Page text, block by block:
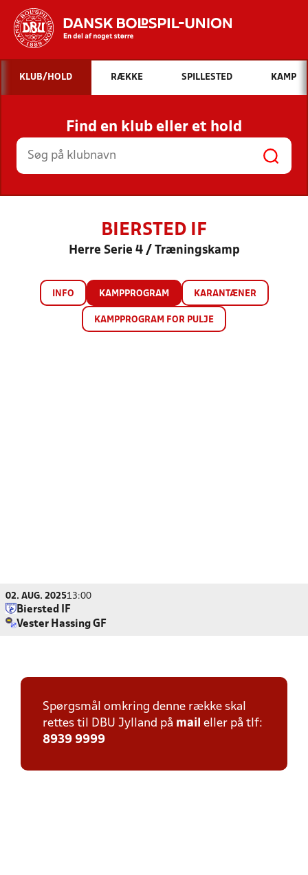
Hvad vil du søge efter?
INDHOLD OG NYHEDER
STILLINGER, RESULTATER, KLUBBER OG
HOLD
KLUB/HOLD RÆKKE SPILLESTED KAMP
Find en klub eller et hold
BIERSTED IF
Herre Serie 4 / Træningskamp
INFO KAMPPROGRAM KARANTÆNER
KAMPPROGRAM FOR PULJE
02. AUG. 202513:00
Biersted IF
Vester Hassing GF
Spørgsmål omkring denne række skal
rettes til DBU Jylland på mail eller på tlf:
8939 9999